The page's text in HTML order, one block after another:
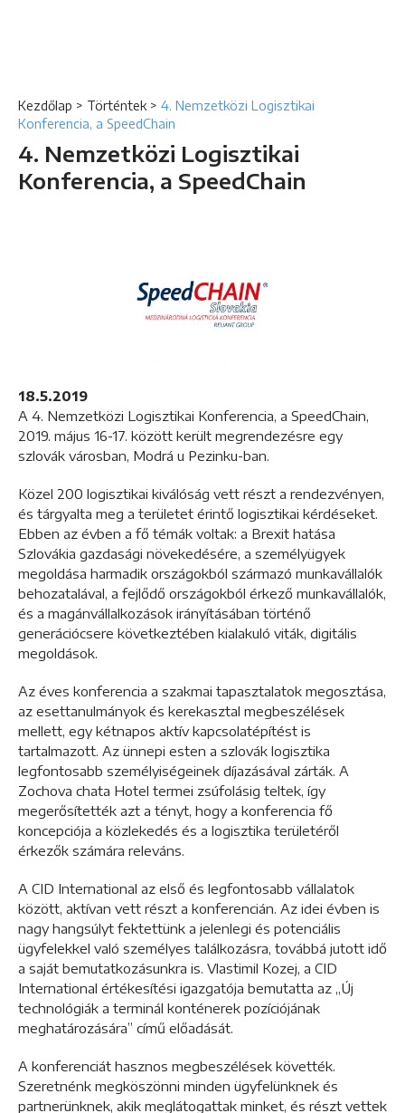
Kezdőlap > Történtek > 4. Nemzetközi Logisztikai
Konferencia, a SpeedChain
4. Nemzetközi Logisztikai
Konferencia, a SpeedChain
18.5.2019
A 4. Nemzetközi Logisztikai Konferencia, a SpeedChain,
2019. május 16-17. között került megrendezésre egy
szlovák városban, Modrá u Pezinku-ban.
Közel 200 logisztikai kiválóság vett részt a rendezvényen,
és tárgyalta meg a területet érintő logisztikai kérdéseket.
Ebben az évben a fő témák voltak: a Brexit hatása
Szlovákia gazdasági növekedésére, a személyügyek
megoldása harmadik országokból származó munkavállalók
behozatalával, a fejlődő országokból érkező munkavállalók,
és a magánvállalkozások irányításában történő
generációcsere következtében kialakuló viták, digitális
megoldások.
Az éves konferencia a szakmai tapasztalatok megosztása,
az esettanulmányok és kerekasztal megbeszélések
mellett, egy kétnapos aktív kapcsolatépítést is
tartalmazott. Az ünnepi esten a szlovák logisztika
legfontosabb személyiségeinek díjazásával zárták. A
Zochova chata Hotel termei zsúfolásig teltek, így
megerősítették azt a tényt, hogy a konferencia fő
koncepciója a közlekedés és a logisztika területéről
érkezők számára releváns.
A CID International az első és legfontosabb vállalatok
között, aktívan vett részt a konferencián. Az idei évben is
nagy hangsúlyt fektettünk a jelenlegi és potenciális
ügyfelekkel való személyes találkozásra, továbbá jutott idő
a saját bemutatkozásunkra is. Vlastimil Kozej, a CID
International értékesítési igazgatója bemutatta az „Új
technológiák a terminál konténerek pozíciójának
meghatározására” című előadását.
A konferenciát hasznos megbeszélések követték.
Szeretnénk megköszönni minden ügyfelünknek és
partnerünknek, akik meglátogattak minket, és részt vettek